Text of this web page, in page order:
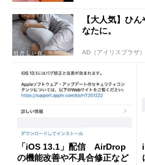
【大人気】ひ
なたに。
AD（アイリスプラザ）
「iOS 13.1」配信 AirDrop
の機能改善や不具合修正など